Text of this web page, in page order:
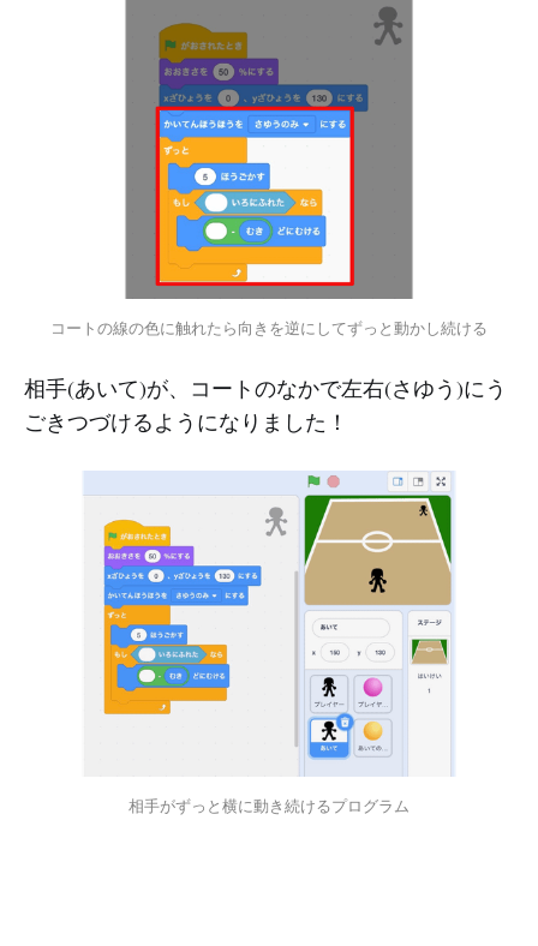
コートの線の色に触れたら向きを逆にしてずっと動かし続ける
相手(あいて)が、コートのなかで左右(さゆう)にう
ごきつづけるようになりました！
相手がずっと横に動き続けるプログラム